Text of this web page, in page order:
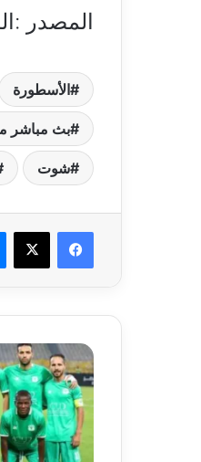
المصدر
الأسطورة
بث مباشر
شوت
فيسبوك ‫X
نتيجة
مباراة
المصري
البورسعيدي
وبتروجت
في